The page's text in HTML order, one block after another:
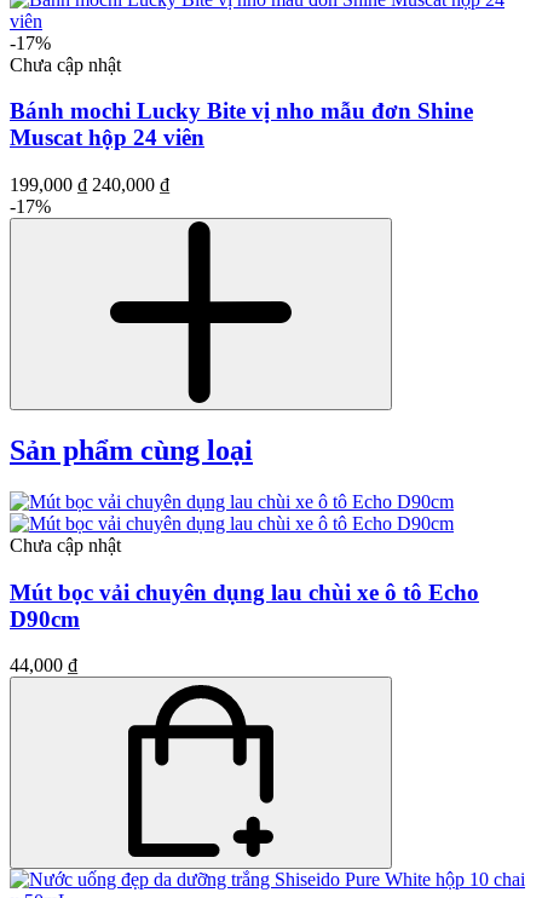
-17%
Chưa cập nhật
Bánh mochi Lucky Bite vị nho mẫu đơn Shine
Muscat hộp 24 viên
199,000 ₫ 240,000 ₫
-17%
Sản phẩm cùng loại
Chưa cập nhật
Mút bọc vải chuyên dụng lau chùi xe ô tô Echo
D90cm
44,000 ₫